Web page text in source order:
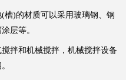
)的材质可以采用玻璃钢、钢
层等。
拌和机械搅拌，机械搅拌设备